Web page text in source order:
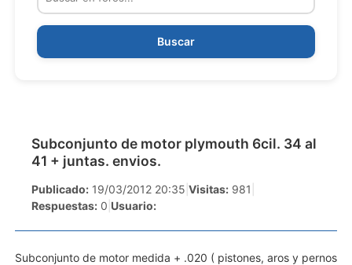
Subconjunto de motor plymouth 6cil. 34 al
41 + juntas. envios.
Publicado: 19/03/2012 20:35 Visitas: 981
Respuestas: 0 Usuario:
Subconjunto de motor medida + .020 ( pistones, aros y pernos
Buscar